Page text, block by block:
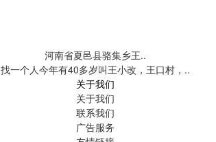
河南省夏邑县骆集乡王..
找一个人今年有40多岁叫王小改，王口村，..
关于我们
关于我们
联系我们
广告服务